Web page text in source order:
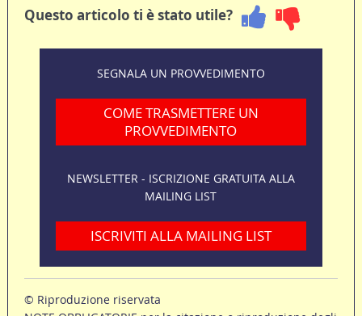
Questo articolo ti è stato utile?
SEGNALA UN PROVVEDIMENTO
COME TRASMETTERE UN
PROVVEDIMENTO
NEWSLETTER - ISCRIZIONE GRATUITA ALLA
MAILING LIST
ISCRIVITI ALLA MAILING LIST
© Riproduzione riservata